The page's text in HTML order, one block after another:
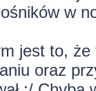
w
jest to, że
oraz